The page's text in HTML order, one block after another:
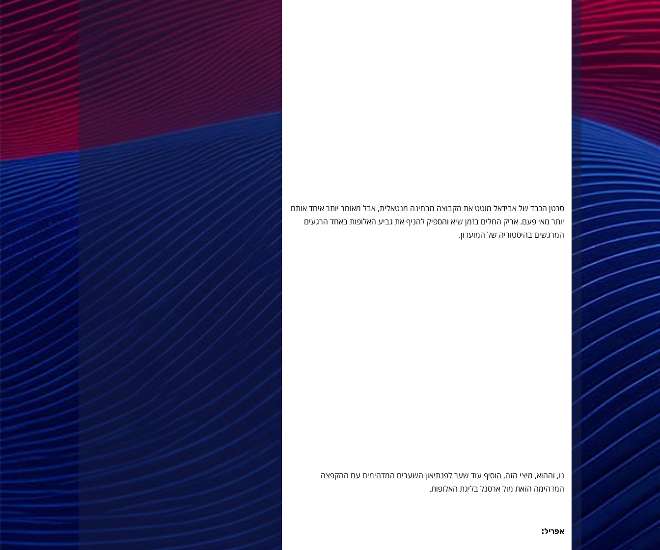
סרטן הכבד של אבידאל מוטט את הקבוצה מבחינה מנטאלית, אבל מאוחר יותר איחד אותם
יותר מאי פעם. אריק החלים בזמן שיא והספיק להניף את גביע האלופות באחד הרגעים
המרגשים בהיסטוריה של המועדון.
נו, וההוא, מיצי הזה, הוסיף עוד שער לפנתיאון השערים המדהימים עם ההקפצה
המדהימה הזאת מול ארסנל בליגת האלופות.
אפריל: